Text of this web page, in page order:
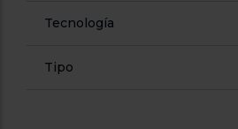
Tecnología
Tipo